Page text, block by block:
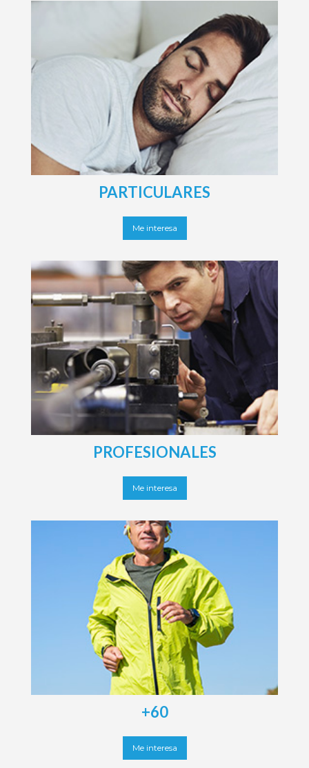
Seguros Sanitas
Sanitas Básico
Sanitas Más Salud
Sanitas Más Vital
PARTICULARES
Me interesa
Seguros Sanitas
Sanitas Profesionales
Sanitas Pymes digital
Sanitas Empresas
PROFESIONALES
Me interesa
Seguros Sanitas
Sanitas Más Vital
+60
Me interesa